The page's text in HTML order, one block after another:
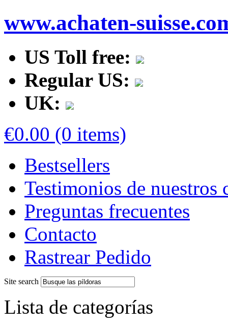
www.achaten-
US Toll free:
Regular US:
UK:
€0.00 (0 items)
Bestsellers
Testimonios de nuestros
Preguntas frecuentes
Contacto
Rastrear Pedido
Site search
Lista de categorías